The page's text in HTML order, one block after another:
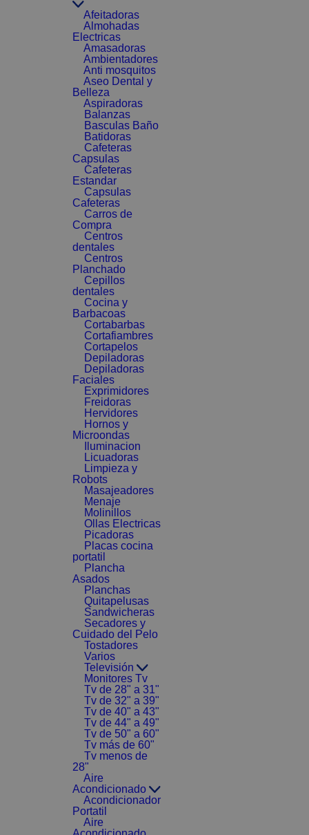
Afeitadoras
Almohadas
Electricas
Amasadoras
Ambientadores
Anti mosquitos
Aseo Dental y
Belleza
Aspiradoras
Balanzas
Basculas Baño
Batidoras
Cafeteras
Capsulas
Cafeteras
Estandar
Capsulas
Cafeteras
Carros de
Compra
Centros
dentales
Centros
Planchado
Cepillos
dentales
Cocina y
Barbacoas
Cortabarbas
Cortafiambres
Cortapelos
Depiladoras
Depiladoras
Faciales
Exprimidores
Freidoras
Hervidores
Hornos y
Microondas
Iluminacion
Licuadoras
Limpieza y
Robots
Masajeadores
Menaje
Molinillos
Ollas Electricas
Picadoras
Placas cocina
portatil
Plancha
Asados
Planchas
Quitapelusas
Sandwicheras
Secadores y
Cuidado del Pelo
Tostadores
Varios
Televisión
Monitores Tv
Tv de 28" a 31"
Tv de 32" a 39"
Tv de 40" a 43"
Tv de 44" a 49"
Tv de 50" a 60"
Tv más de 60"
Tv menos de
28"
Aire
Acondicionado
Acondicionador
Portatil
Aire